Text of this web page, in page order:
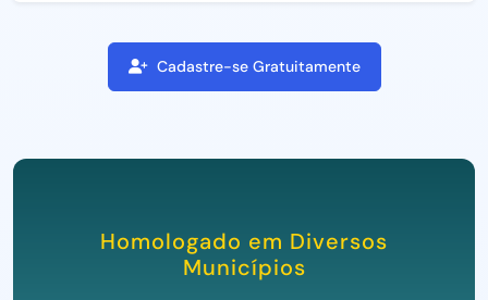
Cadastre-se Gratuitamente
Homologado em Diversos
Municípios